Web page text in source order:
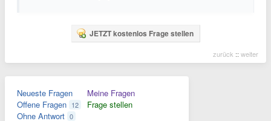
JETZT kostenlos Frage stellen
zurück :: weiter
Neueste Fragen
Offene Fragen 12
Ohne Antwort 0
Meine Fragen
Frage stellen